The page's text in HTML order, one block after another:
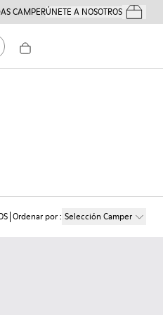
CAMPERÚNETE A NOSOTROSTus
Ordenar por: Selección Camper